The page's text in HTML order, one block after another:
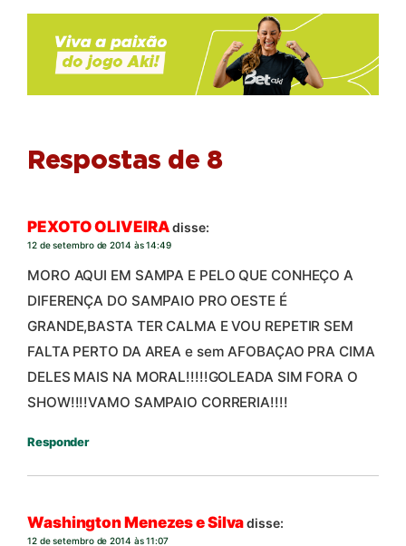
Respostas de 8
PEXOTO OLIVEIRA disse:
12 de setembro de 2014 às 14:49
MORO AQUI EM SAMPA E PELO QUE CONHEÇO A
DIFERENÇA DO SAMPAIO PRO OESTE É
GRANDE,BASTA TER CALMA E VOU REPETIR SEM
FALTA PERTO DA AREA e sem AFOBAÇAO PRA CIMA
DELES MAIS NA MORAL!!!!!GOLEADA SIM FORA O
SHOW!!!!VAMO SAMPAIO CORRERIA!!!!
Responder
Washington Menezes e Silvadisse:
12 de setembro de 2014 às 11:07